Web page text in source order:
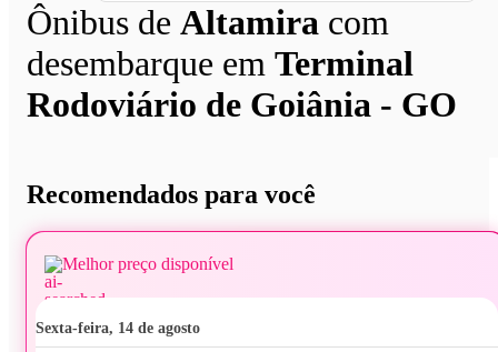
Ônibus de Altamira com
desembarque em Terminal
Rodoviário de Goiânia - GO
Recomendados para você
Melhor preço disponível
sexta-feira, 14 de agosto